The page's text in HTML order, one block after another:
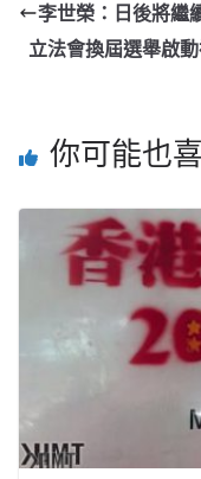
李世榮：日後將繼
立法會換屆選舉啟
你可能也